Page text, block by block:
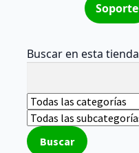
Soporte
Buscar en esta tienda
Buscar